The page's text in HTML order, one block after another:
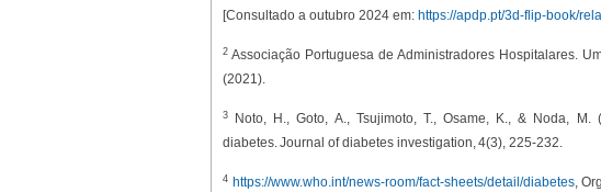
[Consultado a outubro 2024 em: https://apdp.pt/3d-flip-book/
2 Associação Portuguesa de Administradores Hospitalares.
(2021).
3
Noto, H., Goto, A., Tsujimoto, T., Osame, K., & Noda,
diabetes. Journal of diabetes investigation, 4(3), 225-232.
4 https://www.who.int/news-room/fact-sheets/detail/diabetes,